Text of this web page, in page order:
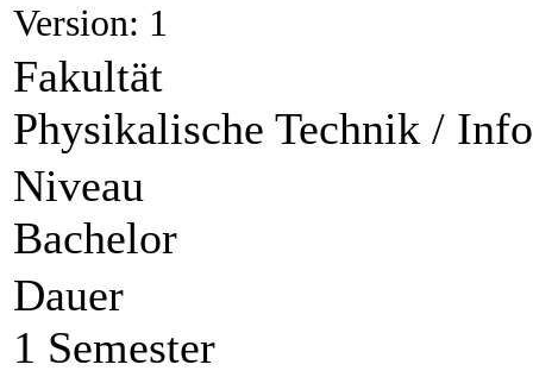
Version: 1
Fakultät
Physikalische Technik /
Niveau
Bachelor
Dauer
1 Semester